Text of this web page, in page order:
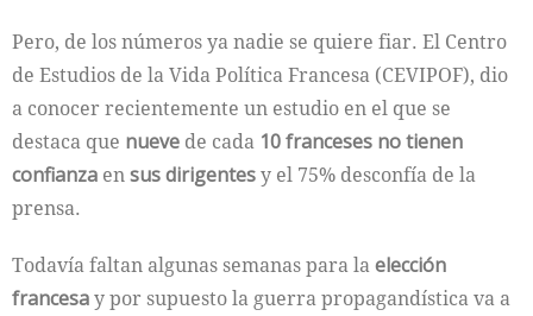
Pero, de los números ya nadie se quiere fiar. El Centro
de Estudios de la Vida Política Francesa (CEVIPOF), dio
a conocer recientemente un estudio en el que se
destaca que nueve de cada 10 franceses no tienen
confianza ensus dirigentesy el 75% desconfía de la
prensa.
Todavía faltan algunas semanas para laelección
francesay por supuesto la guerra propagandística va a